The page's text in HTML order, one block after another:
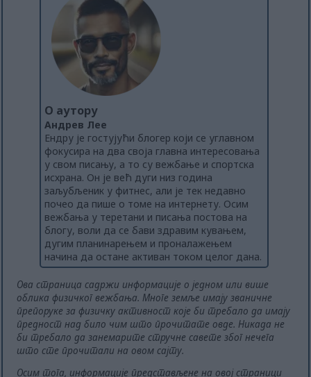
О аутору
Андрев Лее
Ендру је гостујући блогер који се углавном
фокусира на два своја главна интересовања
у свом писању, а то су вежбање и спортска
исхрана. Он је већ дуги низ година
заљубљеник у фитнес, али је тек недавно
почео да пише о томе на интернету. Осим
вежбања у теретани и писања постова на
блогу, воли да се бави здравим кувањем,
дугим планинарењем и проналажењем
начина да остане активан током целог дана.
Ова страница садржи информације о једном или више
облика физичког вежбања. Многе земље имају званичне
препоруке за физичку активност које би требало да имају
предност над било чим што прочитате овде. Никада не
би требало да занемарите стручне савете због нечега
што сте прочитали на овом сајту.
Осим тога, информације представљене на овој страници